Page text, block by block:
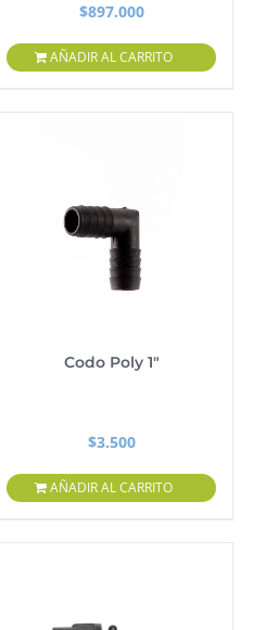
$897.000
AÑADIR AL CARRITO
Codo Poly 1″
$3.500
AÑADIR AL CARRITO